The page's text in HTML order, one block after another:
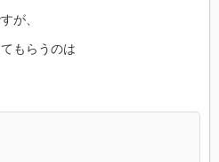
が、
もらうのは